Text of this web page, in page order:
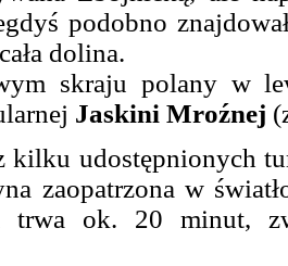
podobno
dolina.
skraju polany w
Jaskini Mroźnej
kilku udostępnionych
zaopatrzona w
trwa ok. 20 minut,